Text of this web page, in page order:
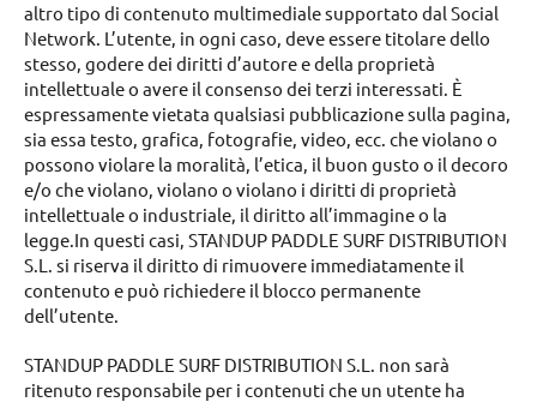
altro tipo di contenuto multimediale supportato dal Social
Network. L’utente, in ogni caso, deve essere titolare dello
stesso, godere dei diritti d’autore e della proprietà
intellettuale o avere il consenso dei terzi interessati. È
espressamente vietata qualsiasi pubblicazione sulla pagina,
sia essa testo, grafica, fotografie, video, ecc. che violano o
possono violare la moralità, l’etica, il buon gusto o il decoro
e/o che violano, violano o violano i diritti di proprietà
intellettuale o industriale, il diritto all’immagine o la
legge.In questi casi, STANDUP PADDLE SURF DISTRIBUTION
S.L. si riserva il diritto di rimuovere immediatamente il
contenuto e può richiedere il blocco permanente
dell’utente.
STANDUP PADDLE SURF DISTRIBUTION S.L. non sarà
ritenuto responsabile per i contenuti che un utente ha